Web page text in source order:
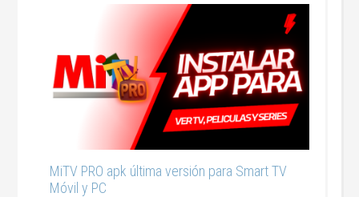
MiTV PRO apk última versión para Smart TV
Móvil y PC